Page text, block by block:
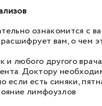
ознакомится с
вам, о чем
и любого другого
Доктору
если есть синяки,
лимфоузлов